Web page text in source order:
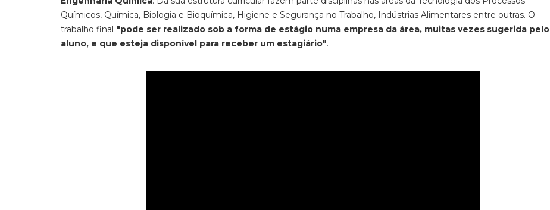
Químicos, Química, Biologia e Bioquímica, Higiene e Segurança no Trabalho, Indústrias Alimentares entre outras. O
trabalho final "pode ser realizado sob a forma de estágio numa empresa da área, muitas vezes sugerida pelo
aluno, e que esteja disponível para receber um estagiário".